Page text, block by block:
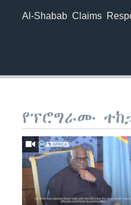
Al-Shabab Claims
የፕሮግራሙ